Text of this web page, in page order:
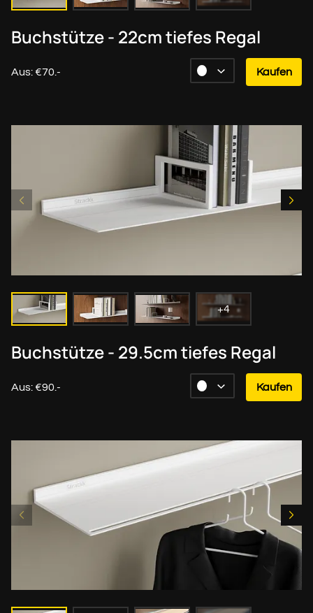
Buchstütze - 22cm tiefes Regal
Aus: €70.- Kaufen
+4
Buchstütze - 29.5cm tiefes Regal
Aus: €90.- Kaufen